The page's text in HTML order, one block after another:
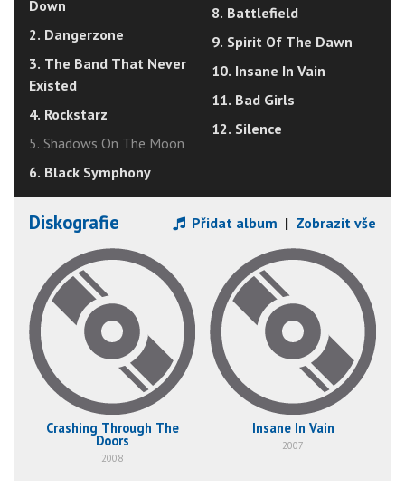
Down
2. Dangerzone
3. The Band That Never
Existed
4. Rockstarz
5. Shadows On The Moon
6. Black Symphony
8. Battlefield
9. Spirit Of The Dawn
10. Insane In Vain
11. Bad Girls
12. Silence
Diskografie Přidat album | Zobrazit vše
Crashing Through The
Doors
2008
Insane In Vain
2007